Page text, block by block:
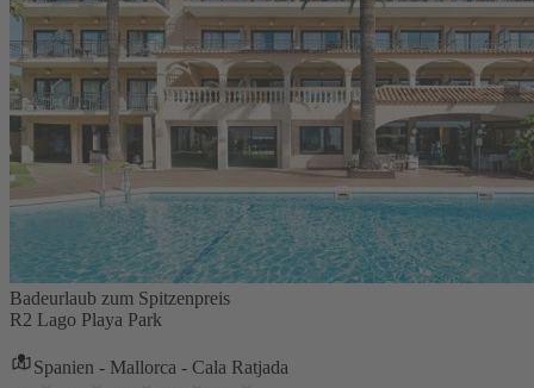
Badeurlaub zum Spitzenpreis
R2 Lago Playa Park
Spanien - Mallorca - Cala Ratjada